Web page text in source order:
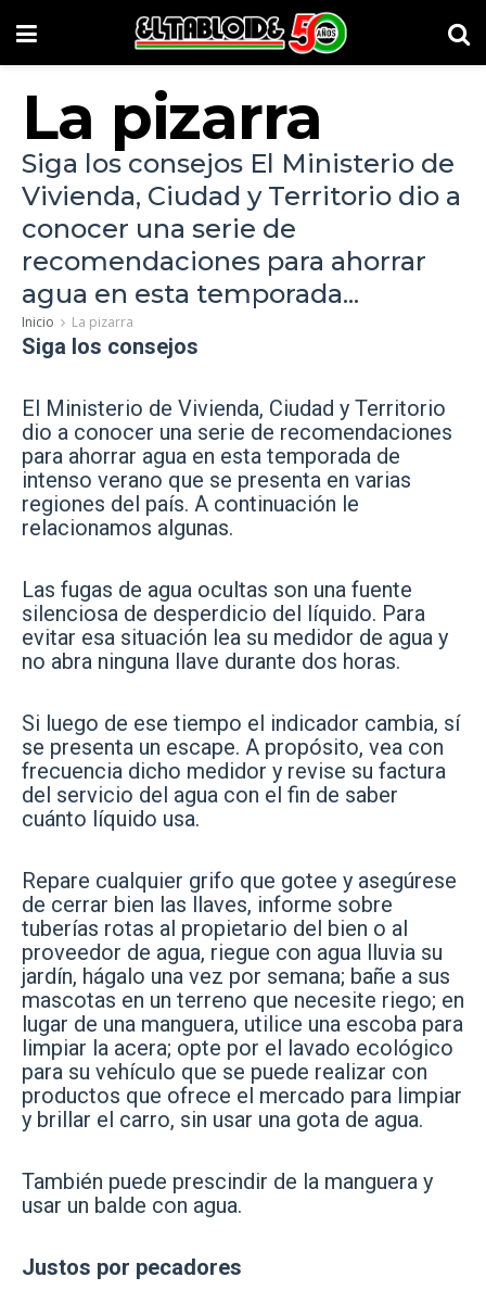
La pizarra
Siga los consejos El Ministerio de
Vivienda, Ciudad y Territorio dio a
conocer una serie de
recomendaciones para ahorrar
agua en esta temporada...
Inicio La pizarra
Siga los consejos
El Ministerio de Vivienda, Ciudad y Territorio
dio a conocer una serie de recomendaciones
para ahorrar agua en esta temporada de
intenso verano que se presenta en varias
regiones del país. A continuación le
relacionamos algunas.
Las fugas de agua ocultas son una fuente
silenciosa de desperdicio del líquido. Para
evitar esa situación lea su medidor de agua y
no abra ninguna llave durante dos horas.
Si luego de ese tiempo el indicador cambia, sí
se presenta un escape. A propósito, vea con
frecuencia dicho medidor y revise su factura
del servicio del agua con el fin de saber
cuánto líquido usa.
Repare cualquier grifo que gotee y asegúrese
de cerrar bien las llaves, informe sobre
tuberías rotas al propietario del bien o al
proveedor de agua, riegue con agua lluvia su
jardín, hágalo una vez por semana; bañe a sus
mascotas en un terreno que necesite riego; en
lugar de una manguera, utilice una escoba para
limpiar la acera; opte por el lavado ecológico
para su vehículo que se puede realizar con
productos que ofrece el mercado para limpiar
y brillar el carro, sin usar una gota de agua.
También puede prescindir de la manguera y
usar un balde con agua.
Justos por pecadores